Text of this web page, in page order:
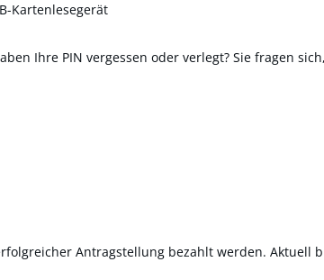
Kartenlesegerät
Ihre PIN vergessen oder verlegt? Sie fragen
Antragstellung bezahlt werden. Aktuell